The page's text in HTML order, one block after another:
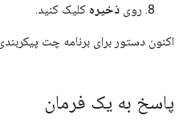
روی ذخیره کلیک کنید.
اکنون دستور برای برنامه چت
پاسخ به یک فرمان